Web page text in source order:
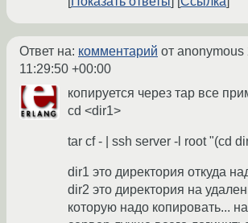
Ответ на: комментарий от anonymous
11:29:50 +00:00
копируется через тар все
cd <dir1>
tar cf - | ssh server -l root "(cd
dir1 это директория откуда
dir2 это директория на
которую надо копировать...